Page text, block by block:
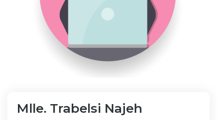
Mlle. Trabelsi Najeh